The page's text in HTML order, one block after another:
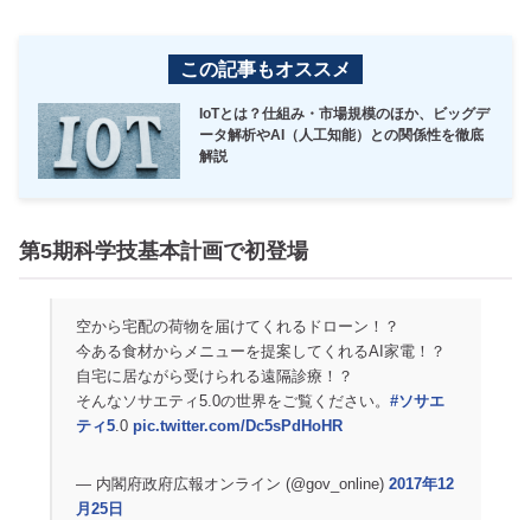
この記事もオススメ
IoTとは？仕組み・市場規模のほか、ビッグデ
ータ解析やAI（人工知能）との関係性を徹底
解説
第5期科学技基本計画で初登場
空から宅配の荷物を届けてくれるドローン！？
今ある食材からメニューを提案してくれるAI家電！？
自宅に居ながら受けられる遠隔診療！？
そんなソサエティ5.0の世界をご覧ください。 #ソサエ
ティ5.0 pic.twitter.com/Dc5sPdHoHR
— 内閣府政府広報オンライン (@gov_online) 2017年12
月25日